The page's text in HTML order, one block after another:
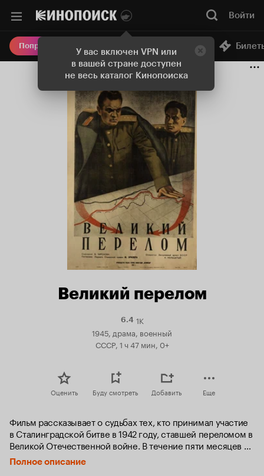
У вас включен VPN или
в вашей стране доступен
не весь каталог Кинопоиска
Войти
Попробовать Плюс Онлайн-кинотеатр
Великий перелом
6.4Рейтинг
Кинопоиска
6.4
1K
1945, драма, военный
СССР, 1 ч 47 мин, 0+
Оценить Буду смотреть Добавить Еще
Фильм рассказывает о судьбах тех, кто принимал участие
в Сталинградской битве в 1942 году, ставшей переломом в
Великой Отечественной войне. В течение пяти месяцев
город сопротивлялся фашистскому наступлению. Отдать
Сталинград врагу - значило проиграть войну, но и удержать
Полное описание